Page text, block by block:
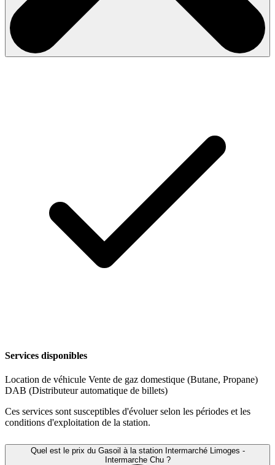
Services disponibles
Location de véhicule Vente de gaz domestique (Butane, Propane)
DAB (Distributeur automatique de billets)
Ces services sont susceptibles d'évoluer selon les périodes et les
conditions d'exploitation de la station.
Quel est le prix du Gasoil à la station Intermarché Limoges -
Intermarche Chu ?